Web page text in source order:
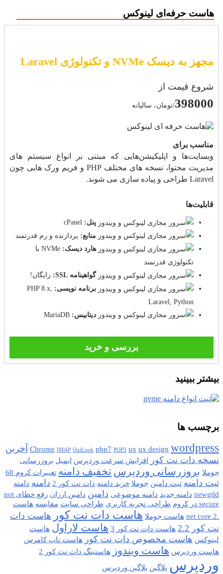
هاست حرفه‌ای لینوکس
مجهز به دیسک NVMe و تکنولوژی Laravel
شروع قیمت از
398000/تومان، سالیانه
مناسب برای
وبسایت‌ها و اپلیکیشن‌هایی که مبتنی بر انواع سیستم های
مدیریت محتوا، نسخه های مختلف PHP و فریم ورک هایی چون
Laravel طراحی و پیاده سازی می شوند.
قابلیت‌ها
پنل:
منابع: پردازنده و رم قدرتمند
هارد دیسک:
NVMe با
تکنولوژی قدرتمند
گواهینامه SSL:
رایگان!
برنامه نویسی: PHP 8.x,
Laravel, Python
دیتابیس: MariaDB
بررسی و خرید
بیشتر ببینید
برچسب ها
Chrome IMAP OutLook php7 POP3 ux ux design wordpress
آخرین
نسخه دات نت کور افزایش سرعت وردپرس ایمیل بروزرسانی
جوملا بروزرسانی وردپرس تخفیف دامنه تغییرات کروم 68
ثبت دامنه ثبت دامین جوملا خرید دامنه دات نت کور 2 دامنه دامنه
newgtld دامنه جدید دامنه موضوعی دامین دامین ارزان
رفع خطای not
secure در کروم
طراحی تجربه کاربری طراحی سایت مقایسه هاست
.net core 2
هاست جوملا هاست دات نت کور هاست دات
نت کور 2.2
هاست دات نت کور 3 هاست لاراول هاست
لینوکس هاست مخصوص دات نت کور هاست ناپ کامرس
هاست وردپرس هاست ویندوز هاستینگ دات نت کور 2
وردپرس پلاگین پلاگین وردپرس